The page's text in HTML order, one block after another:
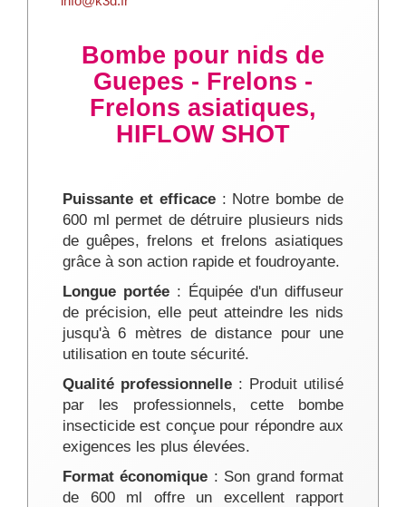
Bombe pour nids de
Guepes - Frelons -
Frelons asiatiques,
HIFLOW SHOT
Puissante et efficace : Notre bombe de
600 ml permet de détruire plusieurs nids
de guêpes, frelons et frelons asiatiques
grâce à son action rapide et foudroyante.
Longue portée : Équipée d'un diffuseur
de précision, elle peut atteindre les nids
jusqu'à 6 mètres de distance pour une
utilisation en toute sécurité.
Qualité professionnelle : Produit utilisé
par les professionnels, cette bombe
insecticide est conçue pour répondre aux
exigences les plus élevées.
Format économique : Son grand format
de 600 ml offre un excellent rapport